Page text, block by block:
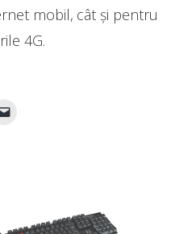
mobil, cât și pentru
4G.